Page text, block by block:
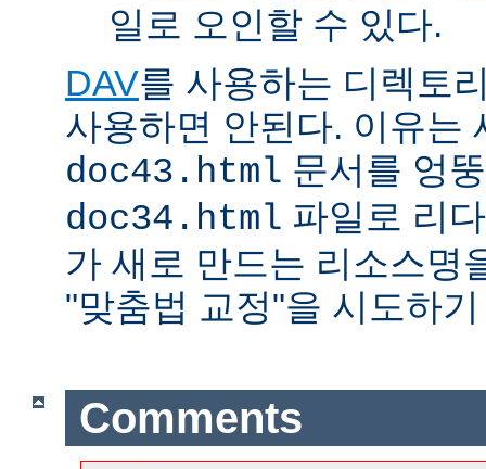
일로 오인할 수 있다.
DAV를 사용하는 디렉토
사용하면 안된다. 이유는
doc43.html 문서를 엉
doc34.html 파일로 리
가 새로 만드는 리소스명
"맞춤법 교정"을 시도하
Comments